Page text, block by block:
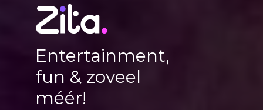
Entertainment,
fun & zoveel
méér!